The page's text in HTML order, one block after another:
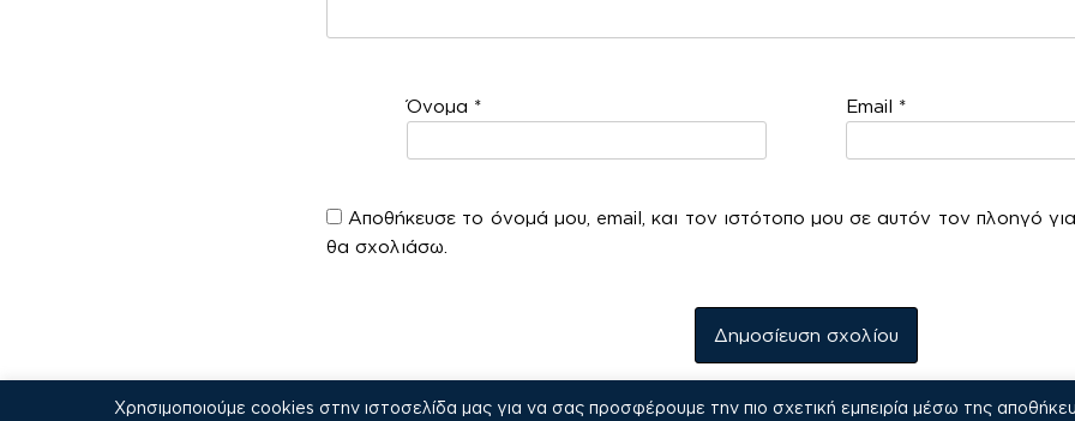
Όνομα * Email *
Αποθήκευσε το όνομά μου, email, και τον ιστότοπο μου σε αυτόν τον πλοηγό
θα σχολιάσω.
Χρησιμοποιούμε cookies στην ιστοσελίδα μας για να σας προσφέρουμε την πιο σχετική εμπειρία μέσω της